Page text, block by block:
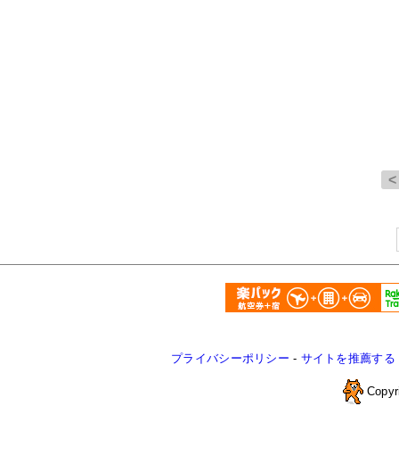
プライバシーポリシー - サイトを推薦する